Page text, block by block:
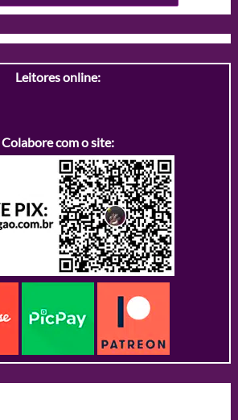
Leitores online:
Colabore com o site: